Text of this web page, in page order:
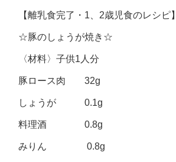
【離乳食完了・1、2歳児食のレシピ】
☆豚のしょうが焼き☆
〈材料〉子供1人分
豚ロース肉 32g
しょうが 0.1g
料理酒 0.8g
みりん 0.8g